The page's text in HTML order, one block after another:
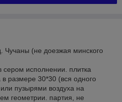
Чучаны (не доезжая минского
сером исполнении. плитка
в размере 30*30 (вся одного
пузырями воздуха на
геометрии. партия, не